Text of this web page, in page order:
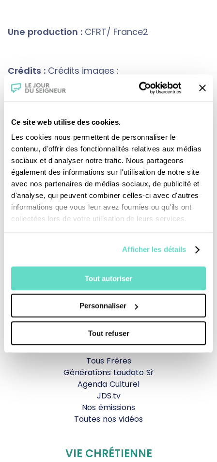
Ce site web utilise des cookies.
Les cookies nous permettent de personnaliser le
contenu, d'offrir des fonctionnalités relatives aux médias
sociaux et d'analyser notre trafic. Nous partageons
également des informations sur l'utilisation de notre site
avec nos partenaires de médias sociaux, de publicité et
d'analyse, qui peuvent combiner celles-ci avec d'autres
informations que vous leur avez fournies ou qu'ils ont
collectées lors de votre utilisation de leurs services.
Afficher les détails
Tout autoriser
Personnaliser
Tout refuser
Une production : CFRT/ France2
Crédits : Crédits images :
Benoit Teillet / AFP / Collection Dagli orti / San
Appollinaire Nuvo Ravenne / Leemage / Peter
Willi, Bridgeman, Giraudon / Marion Kalter,
Opale / INA / Edition Gallimard.
TOUS NOS PROGRAMMES
La messe
Magazine Le Jour du Seigneur
Documentaires
Parole Inattendue
Tous Frères
Générations Laudato Si’
Agenda Culturel
JDS.tv
Nos émissions
Toutes nos vidéos
VIE CHRÉTIENNE